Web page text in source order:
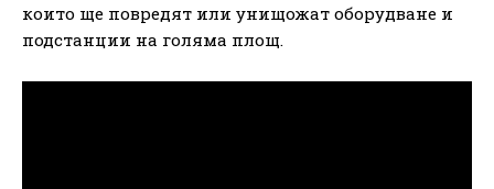
които ще повредят или унищожат оборудване и
подстанции на голяма площ.